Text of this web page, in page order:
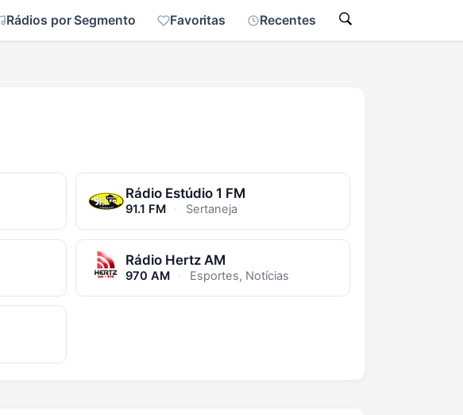
Rádios por Segmento Favoritas Recentes
Rádio Estúdio 1 FM
91.1 FM · Sertaneja
Rádio Hertz AM
970 AM · Esportes, Notícias